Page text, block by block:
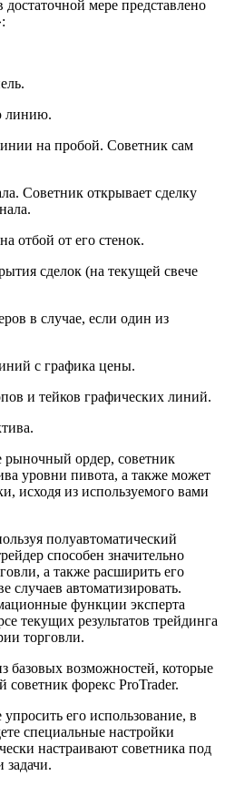
мере представлено
линию.
на пробой. Советник сам
Советник открывает сделку
отбой от его стенок.
сделок (на текущей свече
в случае, если один из
с графика цены.
и тейков графических линий.
рыночный ордер, советник
уровни пивота, а также может
исходя из используемого вами
полуавтоматический
способен значительно
а также расширить его
случаев автоматизировать.
функции эксперта
текущих результатов трейдинга
торговли.
базовых возможностей, которые
советник форекс ProTrader.
его использование, в
специальные настройки
настраивают советника под
задачи.